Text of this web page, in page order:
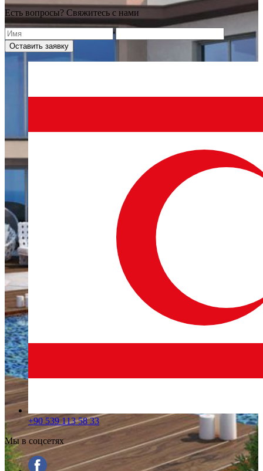
Есть вопросы? Свяжитесь с нами
+90 539 113 58 33
Мы в соцсетях